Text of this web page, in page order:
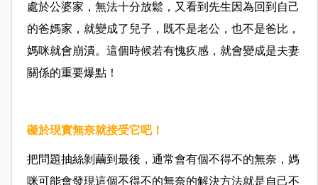
處於公婆家，無法十分放鬆，又看到先生因為回到自己
的爸媽家，就變成了兒子，既不是老公，也不是爸比，
媽咪就會崩潰。這個時候若有愧疚感，就會變成是夫妻
關係的重要爆點！
礙於現實無奈就接受它吧！
把問題抽絲剝繭到最後，通常會有個不得不的無奈，媽
咪可能會發現這個不得不的無奈的解決方法就是自己不